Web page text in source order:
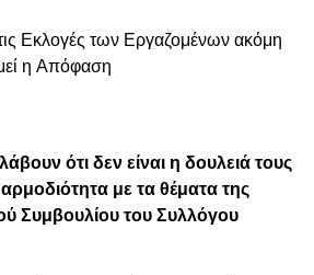
Εκλογές των Εργαζομένων ακόμη
η Απόφαση
ότι δεν είναι η δουλειά τους
με τα θέματα της
Συμβουλίου του Συλλόγου